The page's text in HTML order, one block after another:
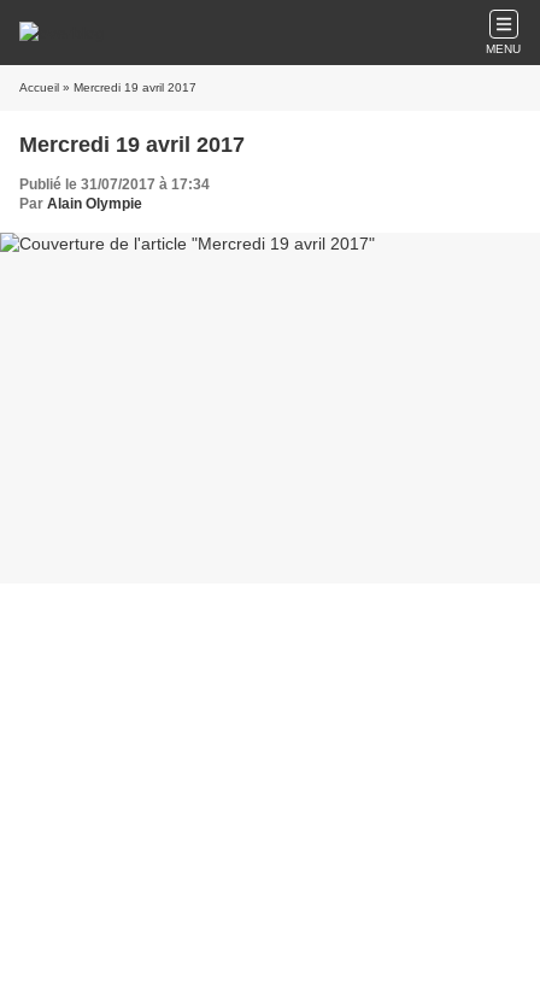
MENU
Accueil » Mercredi 19 avril 2017
Mercredi 19 avril 2017
Publié le 31/07/2017 à 17:34
Par Alain Olympie